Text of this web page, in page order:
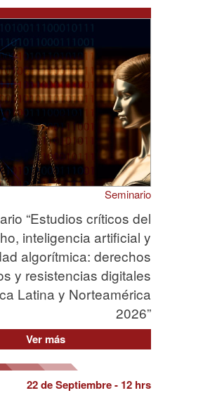
Seminario
“Estudios críticos del
inteligencia artificial y
algorítmica: derechos
y resistencias digitales
Latina y Norteamérica
2026”
Ver más
22 de Septiembre- 12 hrs